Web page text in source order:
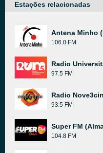
Estações relacionadas
Antena Minho
106.0 FM
Radio
97.5 FM
Radio
93.5 FM
Super FM
104.8 FM